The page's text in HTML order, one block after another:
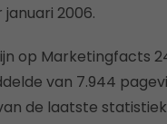
2006.
op Marketingfacts
van 7.944
de laatste